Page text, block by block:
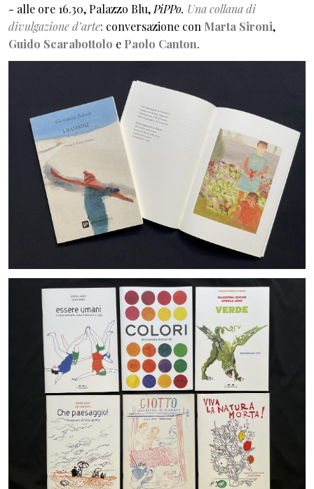
- alle ore 16.30, Palazzo Blu, PiPPo. Una collana di
divulgazione d’arte: conversazione con Marta Sironi,
Guido Scarabottolo e Paolo Canton.